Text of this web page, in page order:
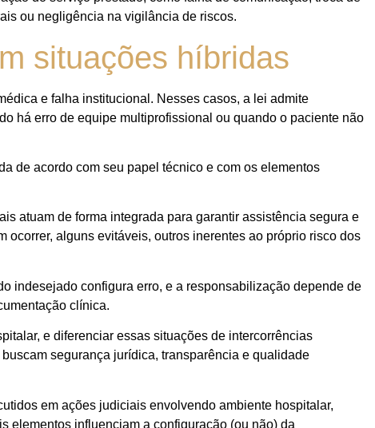
ou negligência na vigilância de riscos.
situações híbridas
e falha institucional. Nesses casos, a lei admite
há erro de equipe multiprofissional ou quando o paciente não
de acordo com seu papel técnico e com os elementos
atuam de forma integrada para garantir assistência segura e
alguns evitáveis, outros inerentes ao próprio risco dos
indesejado configura erro, e a responsabilização depende de
clínica.
e diferenciar essas situações de intercorrências
segurança jurídica, transparência e qualidade
em ações judiciais envolvendo ambiente hospitalar,
elementos influenciam a configuração (ou não) da